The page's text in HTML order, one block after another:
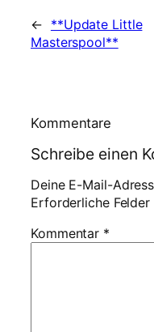
← **Update Little
Masterspool**
Kommentare
Schreibe einen
Deine E-Mail-
Erforderliche
Kommentar *